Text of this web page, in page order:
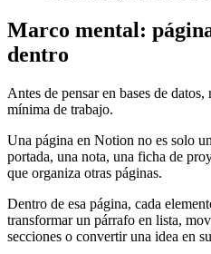
Marco mental:
dentro
Antes de pensar en bases de
mínima de trabajo.
Una página en Notion no es solo
portada, una nota, una ficha de
que organiza otras páginas.
Dentro de esa página, cada
transformar un párrafo en lista,
secciones o convertir una idea en